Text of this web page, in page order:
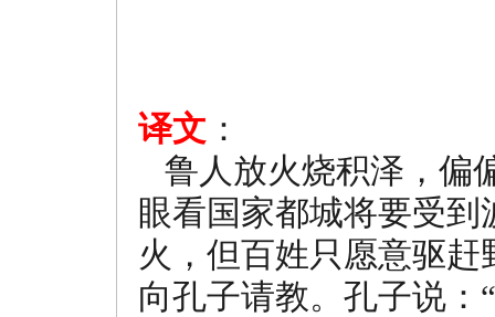
译文 ：
鲁人放火烧积泽，偏
眼看国家都城将要受
火，但百姓只愿意驱
向孔子请教。孔子说